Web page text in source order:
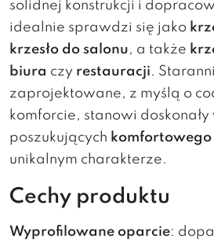
solidnej konstrukcji i
idealnie sprawdzi się jako
krzesło do salonu, a także
biura czy restauracji.
zaprojektowane, z myślą o
komforcie, stanowi
poszukujących komfortowego
unikalnym charakterze.
Cechy produktu
Wyprofilowane oparcie: